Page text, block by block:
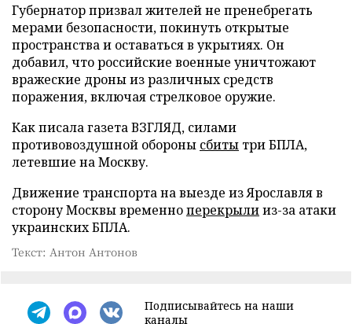
Губернатор призвал жителей не пренебрегать
мерами безопасности, покинуть открытые
пространства и оставаться в укрытиях. Он
добавил, что российские военные уничтожают
вражеские дроны из различных средств
поражения, включая стрелковое оружие.
Как писала газета ВЗГЛЯД, силами
противовоздушной обороны сбиты три БПЛА,
летевшие на Москву.
Движение транспорта на выезде из Ярославля в
сторону Москвы временноперекрылииз-за атаки
украинских БПЛА.
Текст: Антон Антонов
Подписывайтесь на наши
каналы